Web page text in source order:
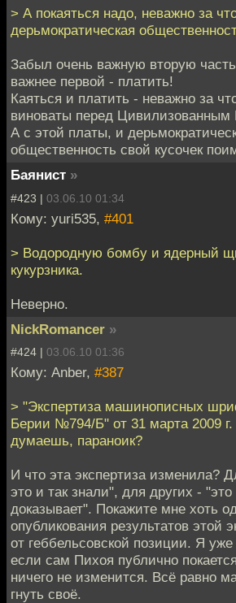
> А покаяться надо, неважно за
дерьмократическая
Забыл очень важную вторую
важнее первой - платить!
Каяться и платить - неважно за
виноваты перед
А с этой платы, и
общественность свой кусочек
Баянист »
#423 | 03.06.10 01:34
Кому: yuri535, #401
> Водородную бомбу и ядерный
кукурзника.
Неверно.
NickRomancer »
#424 | 03.06.10 01:36
Кому: Anber, #387
> "Экспертиза машинописных
Берии №794/Б" от 31 марта 2009
думаешь, параноик?
И что эта экспертиза изменила?
это и так знали", для других -
доказывает". Покажите мне хоть
опубликования результатов этой
от геббельсовской позиции. Я
если сам Пихоя публично
ничего не изменится. Всё равно
гнуть своё.